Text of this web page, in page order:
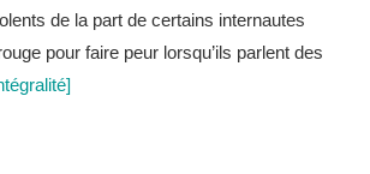
de la part de certains internautes
pour faire peur lorsqu’ils parlent des